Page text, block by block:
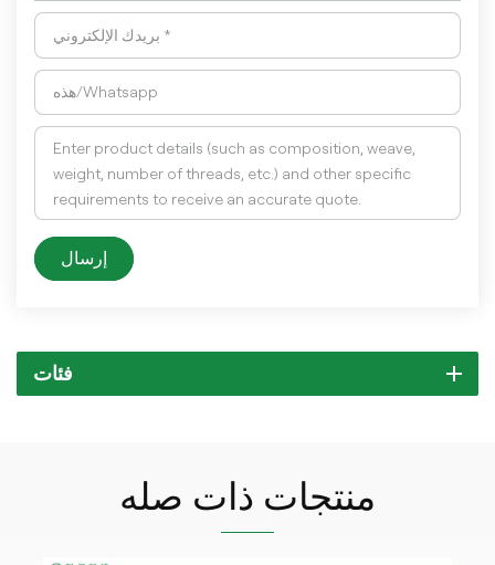
إرسال
فئات
منتجات ذات صله